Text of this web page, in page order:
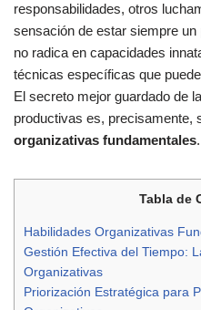
responsabilidades, otros
sensación de estar siempre
no radica en capacidades
técnicas específicas que
El secreto mejor guardado de
productivas es, precisamente,
organizativas fundamentales.
Tabla de
Habilidades Organizativas
Gestión Efectiva del Tiempo:
Organizativas
Priorización Estratégica para